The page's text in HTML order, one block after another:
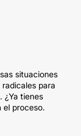
situaciones
para
¿Ya tienes
el proceso.